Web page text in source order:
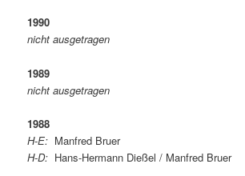
1990
nicht ausgetragen
1989
nicht ausgetragen
1988
H-E: Manfred Bruer
H-D: Hans-Hermann Dießel / Manfred Bruer